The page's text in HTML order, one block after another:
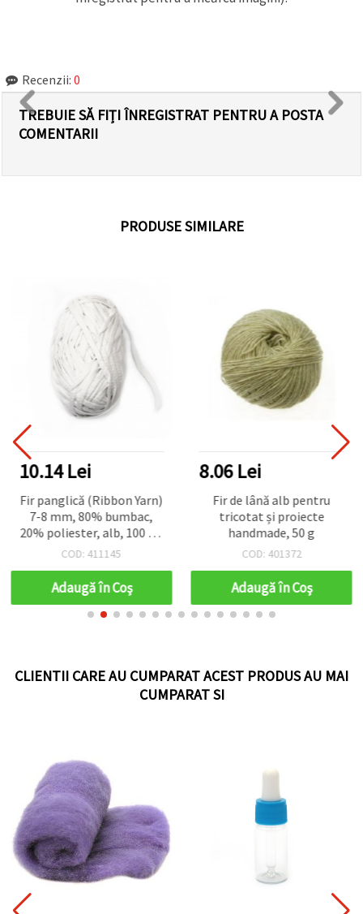
Recenzii: 0
TREBUIE SĂ FIȚI ÎNREGISTRAT PENTRU A POSTA
COMENTARII
PRODUSE SIMILARE
10.14 Lei
Fir panglică (Ribbon Yarn)
7-8 mm, 80% bumbac,
20% poliester, alb, 100 g -
50 m
COD: 411145
Adaugă în Coş
8.06 Lei
Fir de lână alb pentru
tricotat și proiecte
handmade, 50 g
COD: 401372
Adaugă în Coş
CLIENTII CARE AU CUMPARAT ACEST PRODUS AU MAI
CUMPARAT SI